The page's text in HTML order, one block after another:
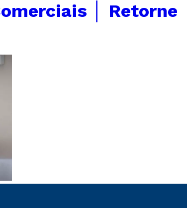
│ Retorne